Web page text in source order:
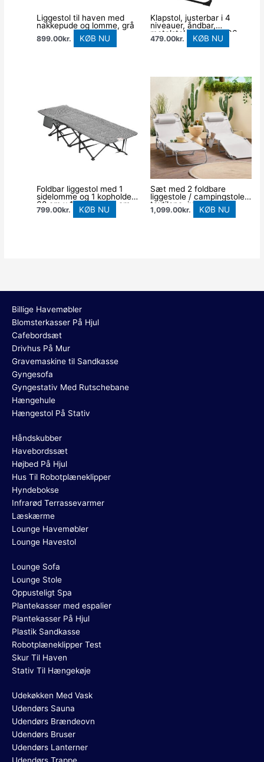
Liggestol til haven med
nakkepude og lomme, grå
899.00kr. KØB NU
Klapstol, justerbar i 4
niveauer, åndbar,
metalstel, 69 x 91 x 96
cm, sort/blå
479.00kr. KØB NU
Foldbar liggestol med 1
sidelomme og 1 kopholder,
68 cm x 186 cm x 48 cm,
sort og hvid
799.00kr. KØB NU
Sæt med 2 foldbare
liggestole / campingstole i
textilene, justerbart
ryglæn, beige
1,099.00kr. KØB NU
Billige Havemøbler
Blomsterkasser På Hjul
Cafebordsæt
Drivhus På Mur
Gravemaskine til Sandkasse
Gyngesofa
Gyngestativ Med Rutschebane
Hængehule
Hængestol På Stativ
Håndskubber
Havebordssæt
Højbed På Hjul
Hus Til Robotplæneklipper
Hyndebokse
Infrarød Terrassevarmer
Læskærme
Lounge Havemøbler
Lounge Havestol
Lounge Sofa
Lounge Stole
Oppusteligt Spa
Plantekasser med espalier
Plantekasser På Hjul
Plastik Sandkasse
Robotplæneklipper Test
Skur Til Haven
Stativ Til Hængekøje
Udekøkken Med Vask
Udendørs Sauna
Udendørs Brændeovn
Udendørs Bruser
Udendørs Lanterner